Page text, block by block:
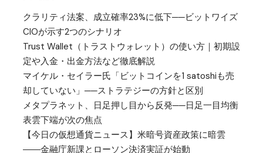
クラリティ法案、成立確率23%に低下──ビットワイズ
CIOが示す2つのシナリオ
Trust Wallet（トラストウォレット）の使い方｜初期設
定や入金・出金方法など徹底解説
マイケル・セイラー氏「ビットコインを1 satoshiも売
却していない」──ストラテジーの方針と区別
メタプラネット、日足押し目から反発──日足一目均衡
表雲下端が次の焦点
【今日の仮想通貨ニュース】米暗号資産政策に暗雲
――金融庁新課とローソン決済実証が始動